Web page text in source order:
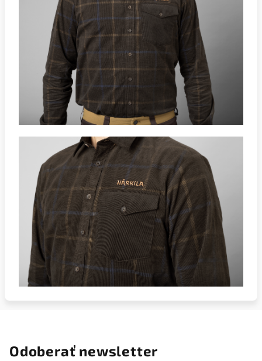
Odoberať newsletter